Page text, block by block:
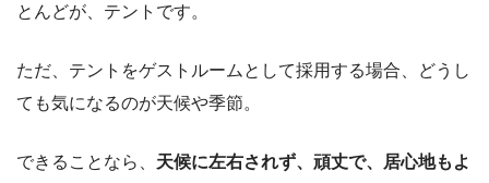
とんどが、テントです。
ただ、テントをゲストルームとして採用する場合、どうし
ても気になるのが天候や季節。
できることなら、 天候に左右されず、頑丈で、居心地もよ